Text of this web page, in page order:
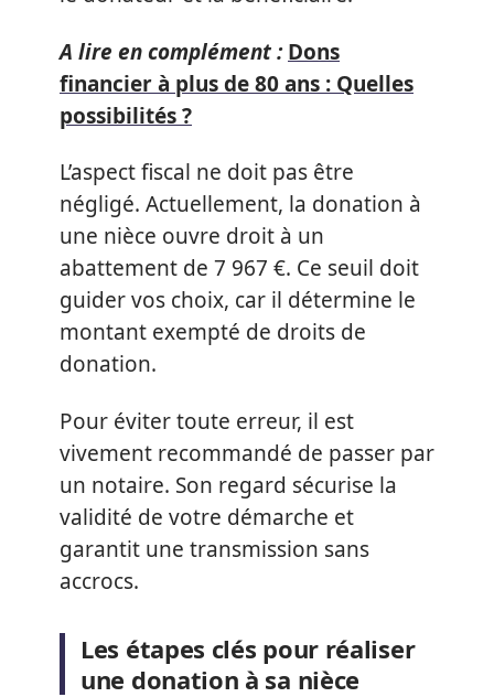
A lire en complément : Dons
financier à plus de 80 ans : Quelles
possibilités ?
L’aspect fiscal ne doit pas être
négligé. Actuellement, la donation à
une nièce ouvre droit à un
abattement de 7 967 €. Ce seuil doit
guider vos choix, car il détermine le
montant exempté de droits de
donation.
Pour éviter toute erreur, il est
vivement recommandé de passer par
un notaire. Son regard sécurise la
validité de votre démarche et
garantit une transmission sans
accrocs.
Les étapes clés pour réaliser
une donation à sa nièce